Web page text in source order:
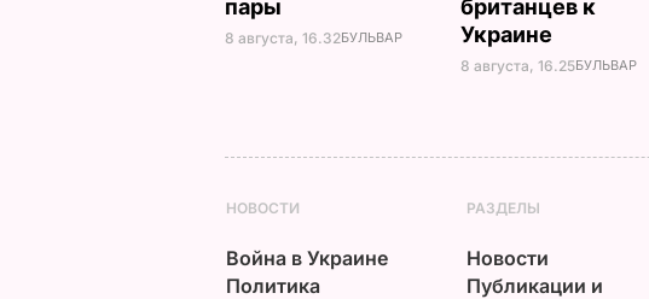
пары
8 августа, 16.32БУЛЬВАР
британцев к
Украине
8 августа, 16.25БУЛЬВАР
НОВОСТИ
Война в Украине
Политика
РАЗДЕЛЫ
Новости
Публикации и